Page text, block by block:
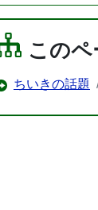
この
ちいきの話題